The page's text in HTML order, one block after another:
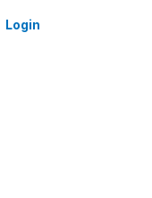
Login